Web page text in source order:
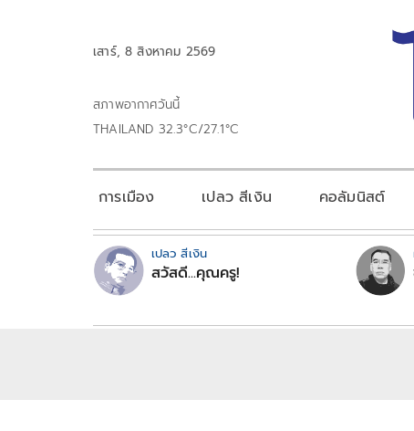
เสาร์, 8 สิงหาคม 2569
สภาพอากาศวันนี้
THAILAND 32.3°C/27.1°C
การเมือง เปลว สีเงิน คอลัมนิสต์
เปลว สีเงิน
สวัสดี...คุณครู!